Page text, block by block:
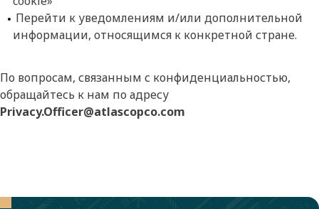
Перейти к уведомлениям и/или дополнительной
информации, относящимся к конкретной стране.
По вопросам, связанным с конфиденциальностью,
обращайтесь к нам по адресу
Privacy.Officer@atlascopco.com